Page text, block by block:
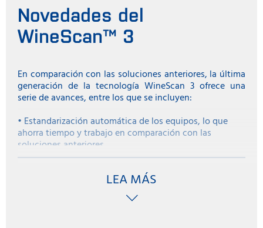
Novedades del
WineScan™ 3
En comparación con las soluciones anteriores, la última
generación de la tecnología WineScan 3 ofrece una
serie de avances, entre los que se incluyen:
• Estandarización automática de los equipos, lo que
ahorra tiempo y trabajo en comparación con las
soluciones anteriores.
• Un muestreador automático de alto rendimiento que
puede analizar más de 130 muestras por hora.
• Una gama cada vez mayor de opciones de análisis,
como taninos y nitrógeno asimilable por la levadura,
LEA MÁS